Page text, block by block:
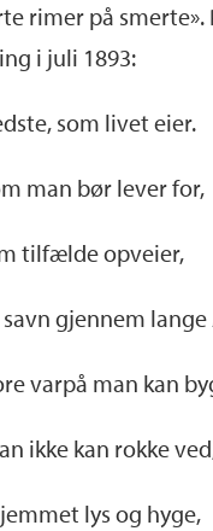
rimer på
i juli 1893:
som livet eier.
man bør lever for,
tilfælde opveier,
gjennem lange
varpå man kan
ikke kan rokke
lys og hyge,